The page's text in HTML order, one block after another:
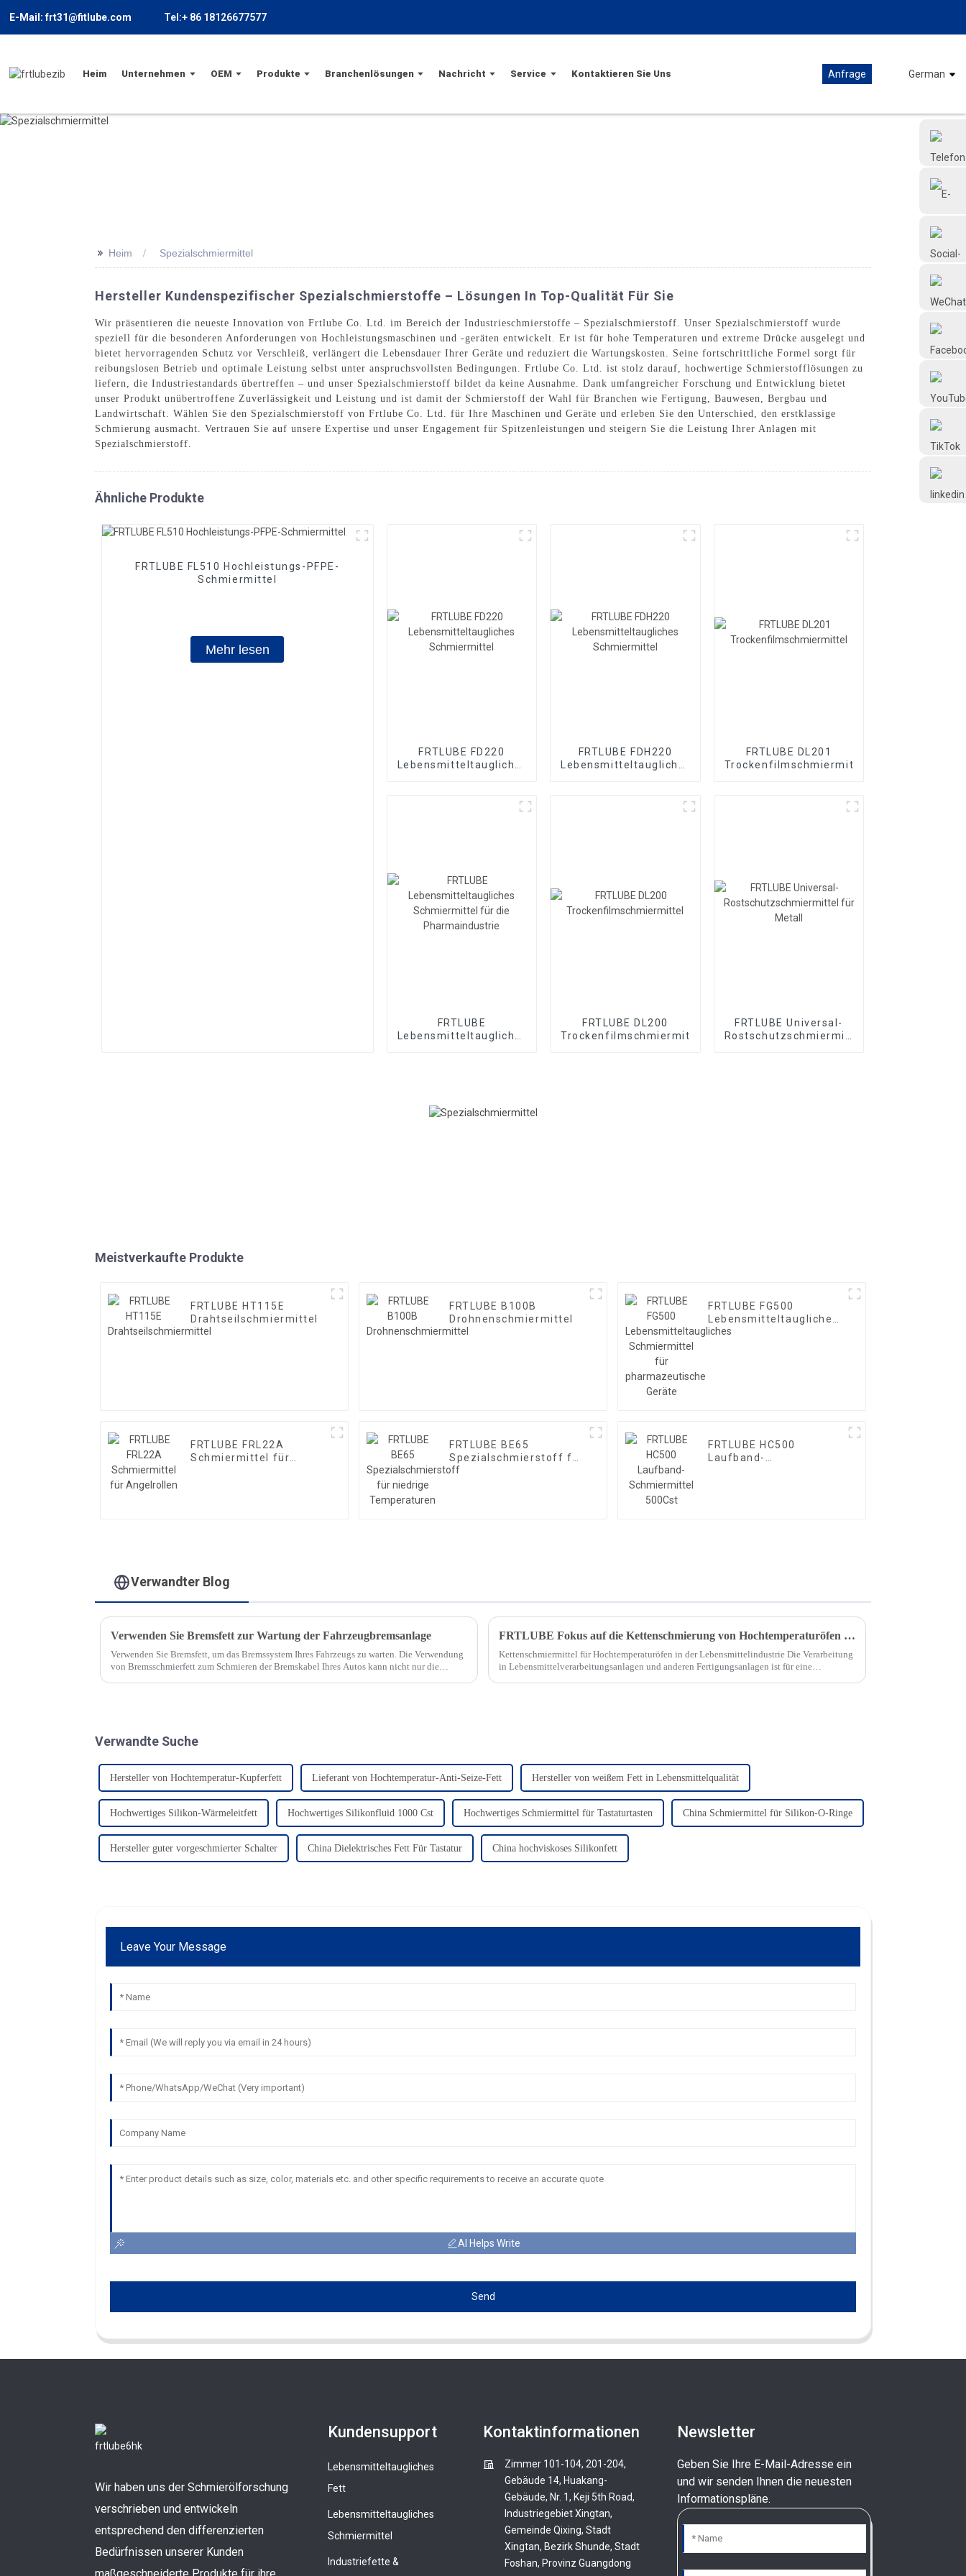
E-Mail: frt31@fitlube.com Tel:+ 86 18126677577
Heim Unternehmen OEM Produkte Branchenlösungen Nachricht Service Kontaktieren Sie Uns Anfrage German
@FRTLUBE8
>> Heim Spezialschmiermittel
Hersteller Kundenspezifischer Spezialschmierstoffe – Lösungen In Top-Qualität Für Sie
Wir präsentieren die neueste Innovation von Frtlube Co. Ltd. im Bereich der Industrieschmierstoffe – Spezialschmierstoff. Unser Spezialschmierstoff wurde
speziell für die besonderen Anforderungen von Hochleistungsmaschinen und -geräten entwickelt. Er ist für hohe Temperaturen und extreme Drücke ausgelegt und
bietet hervorragenden Schutz vor Verschleiß, verlängert die Lebensdauer Ihrer Geräte und reduziert die Wartungskosten. Seine fortschrittliche Formel sorgt für
reibungslosen Betrieb und optimale Leistung selbst unter anspruchsvollsten Bedingungen. Frtlube Co. Ltd. ist stolz darauf, hochwertige Schmierstofflösungen zu
liefern, die Industriestandards übertreffen – und unser Spezialschmierstoff bildet da keine Ausnahme. Dank umfangreicher Forschung und Entwicklung bietet
unser Produkt unübertroffene Zuverlässigkeit und Leistung und ist damit der Schmierstoff der Wahl für Branchen wie Fertigung, Bauwesen, Bergbau und
Landwirtschaft. Wählen Sie den Spezialschmierstoff von Frtlube Co. Ltd. für Ihre Maschinen und Geräte und erleben Sie den Unterschied, den erstklassige
Schmierung ausmacht. Vertrauen Sie auf unsere Expertise und unser Engagement für Spitzenleistungen und steigern Sie die Leistung Ihrer Anlagen mit
Spezialschmierstoff.
Ähnliche Produkte
FRTLUBE FL510 Hochleistungs-PFPE-
Schmiermittel
Mehr lesen
FRTLUBE FD220
Lebensmitteltaugliches
FRTLUBE FDH220
Lebensmitteltaugliches
FRTLUBE DL201
Trockenfilmschmiermittel
FRTLUBE
Lebensmitteltaugliches
FRTLUBE DL200
Trockenfilmschmiermittel
FRTLUBE Universal-
Rostschutzschmiermittel
Meistverkaufte Produkte
FRTLUBE HT115E
Drahtseilschmiermittel
FRTLUBE B100B
Drohnenschmiermittel
FRTLUBE FG500
Lebensmitteltaugliches
Schmiermittel für
FRTLUBE FRL22A
Schmiermittel für
FRTLUBE BE65
Spezialschmierstoff für
niedrige Temperaturen
FRTLUBE HC500
Laufband-
Verwandter Blog
Verwenden Sie Bremsfett zur Wartung der Fahrzeugbremsanlage
Verwenden Sie Bremsfett, um das Bremssystem Ihres Fahrzeugs zu warten. Die Verwendung
von Bremsschmierfett zum Schmieren der Bremskabel Ihres Autos kann nicht nur die
FRTLUBE Fokus auf die Kettenschmierung von Hochtemperaturöfen in der Lebensmittelindustrie
Kettenschmiermittel für Hochtemperaturöfen in der Lebensmittelindustrie Die Verarbeitung
in Lebensmittelverarbeitungsanlagen und anderen Fertigungsanlagen ist für eine
Verwandte Suche
Hersteller von Hochtemperatur-Kupferfett Lieferant von Hochtemperatur-Anti-Seize-Fett Hersteller von weißem Fett in Lebensmittelqualität
Hochwertiges Silikon-Wärmeleitfett Hochwertiges Silikonfluid 1000 Cst Hochwertiges Schmiermittel für Tastaturtasten China Schmiermittel für Silikon-O-Ringe
Hersteller guter vorgeschmierter Schalter China Dielektrisches Fett Für Tastatur China hochviskoses Silikonfett
Leave Your Message
AI Helps Write
Send
Wir haben uns der Schmierölforschung
verschrieben und entwickeln
entsprechend den differenzierten
Bedürfnissen unserer Kunden
Kundensupport
Lebensmitteltaugliches
Fett
Lebensmitteltaugliches
Schmiermittel
Industriefette &
Kontaktinformationen
Zimmer 101-104, 201-204,
Gebäude 14, Huakang-
Gebäude, Nr. 1, Keji 5th Road,
Industriegebiet Xingtan,
Gemeinde Qixing, Stadt
Xingtan, Bezirk Shunde, Stadt
Foshan, Provinz Guangdong
Newsletter
Geben Sie Ihre E-Mail-Adresse ein
und wir senden Ihnen die neuesten
Informationspläne.